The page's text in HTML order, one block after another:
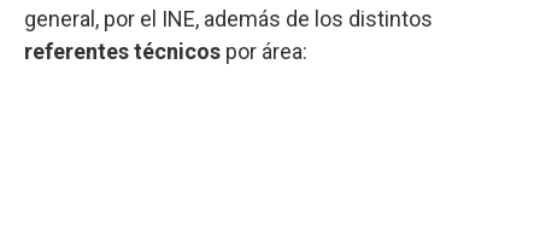
general, por el INE, además de los distintos
referentes técnicos por área: